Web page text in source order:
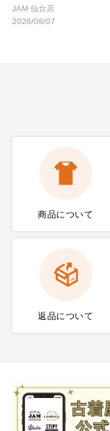
JAM 仙台店
2026/08/07
商品について
返品について